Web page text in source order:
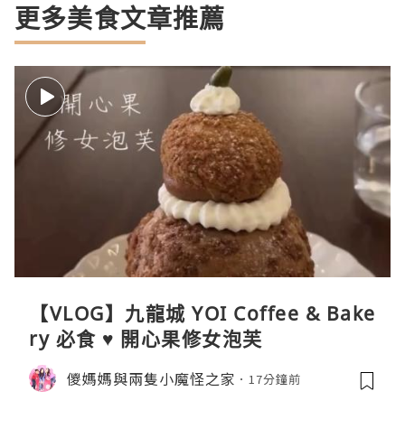
更多美食文章推薦
【VLOG】九龍城 YOI Coffee & Bake
ry 必食 ♥ 開心果修女泡芙
儍媽媽與兩隻小魔怪之家 17分鐘前